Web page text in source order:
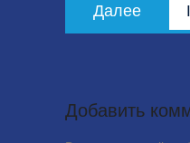
Далее
Добавить